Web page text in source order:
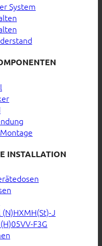
System
INSTALLATION
J
F3G